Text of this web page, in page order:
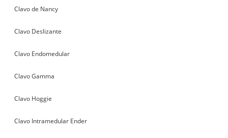
Clavo de Nancy
Clavo Deslizante
Clavo Endomedular
Clavo Gamma
Clavo Hoggie
Clavo Intramedular Ender